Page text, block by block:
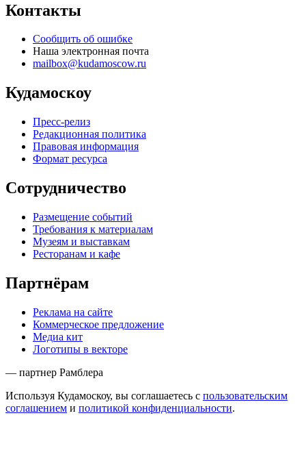
Контакты
Сообщить об ошибке
Наша электронная почта
mailbox@kudamoscow.ru
Кудамоскоу
Пресс-релиз
Редакционная политика
Правовая информация
Формат ресурса
Сотрудничество
Размещение событий
Требования к материалам
Музеям и выставкам
Ресторанам и кафе
Партнёрам
Реклама на сайте
Коммерческое предложение
Медиа кит
Логотипы в векторе
— партнер Рамблера
Используя Кудамоскоу, вы соглашаетесь с пользовательским
соглашением и политикой конфиденциальности.